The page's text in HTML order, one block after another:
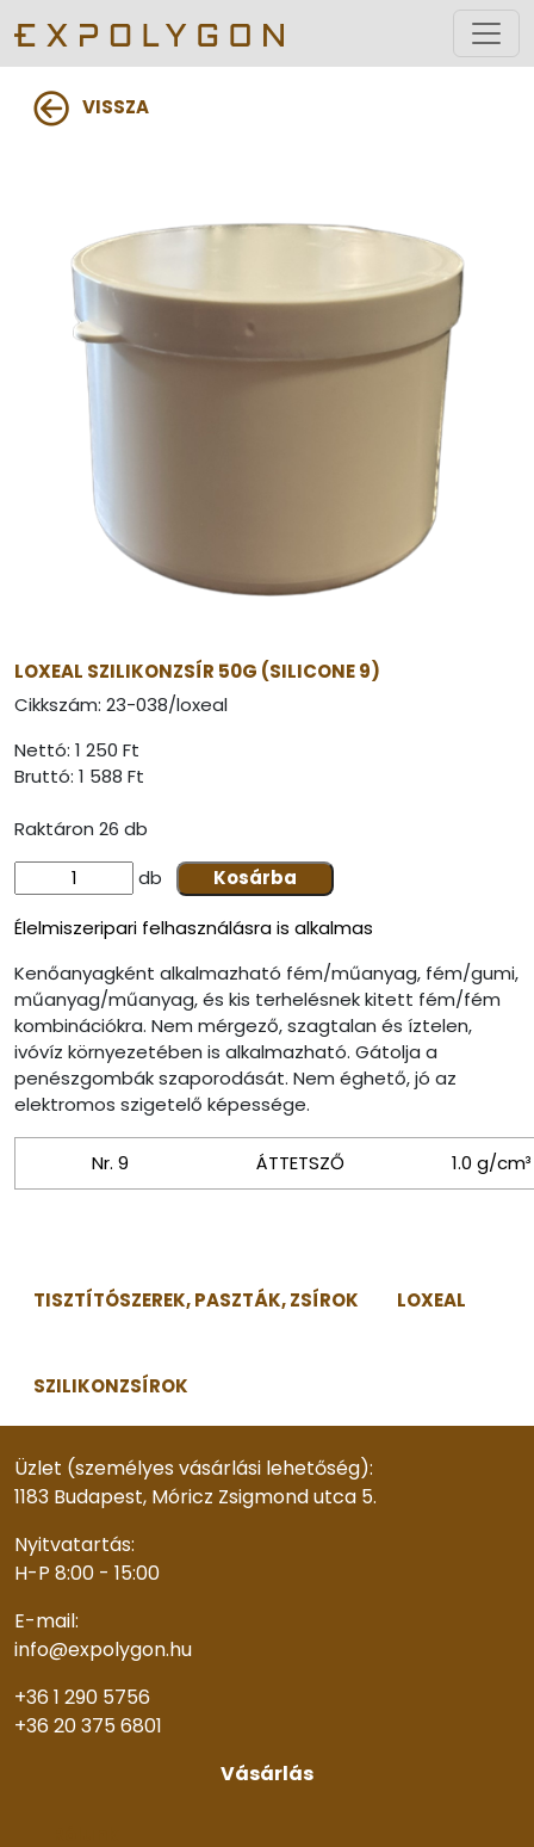
VISSZA
LOXEAL SZILIKONZSÍR 50G (SILICONE 9)
Cikkszám: 23-038/loxeal
Nettó: 1 250 Ft
Bruttó: 1 588 Ft
Raktáron 26 db
db
Kosárba
Élelmiszeripari felhasználásra is alkalmas
Kenőanyagként alkalmazható fém/műanyag, fém/gumi,
műanyag/műanyag, és kis terhelésnek kitett fém/fém
kombinációkra. Nem mérgező, szagtalan és íztelen,
ivóvíz környezetében is alkalmazható. Gátolja a
penészgombák szaporodását. Nem éghető, jó az
elektromos szigetelő képessége.
Nr. 9 ÁTTETSZŐ 1.0 g/cm³
TISZTÍTÓSZEREK, PASZTÁK, ZSÍROK LOXEAL
SZILIKONZSÍROK
Üzlet (személyes vásárlási lehetőség):
1183 Budapest, Móricz Zsigmond utca 5.
Nyitvatartás:
H-P 8:00 - 15:00
E-mail:
info@expolygon.hu
+36 1 290 5756
+36 20 375 6801
Vásárlás